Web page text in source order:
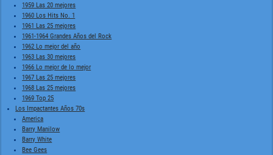
1959 Las 20 mejores
1960 Los Hits No. 1
1961 Las 25 mejores
1961-1964 Grandes Años del Rock
1962 Lo mejor del año
1963 Las 30 mejores
1966 Lo mejor de lo mejor
1967 Las 25 mejores
1968 Las 25 mejores
1969 Top 25
Los Impactantes Años 70s
America
Barry Manilow
Barry White
Bee Gees